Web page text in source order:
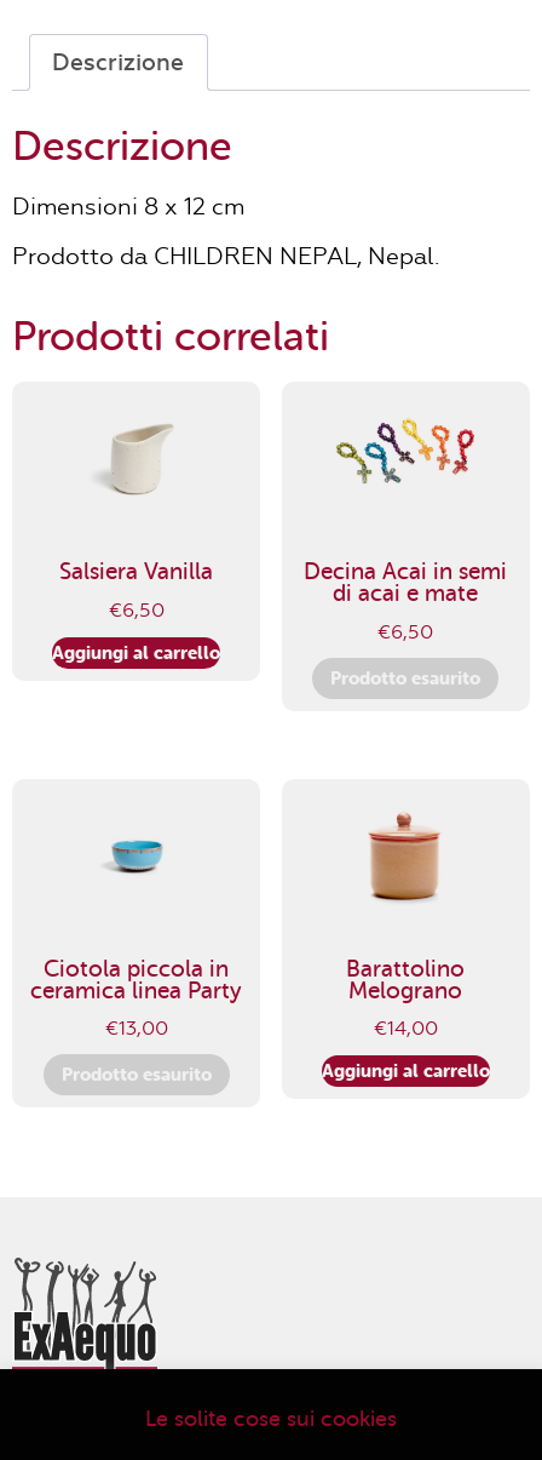
Descrizione
Descrizione
Dimensioni 8 x 12 cm
Prodotto da CHILDREN NEPAL, Nepal.
Prodotti correlati
Salsiera Vanilla
€6,50
Aggiungi al carrello
Decina Acai in semi
di acai e mate
€6,50
Prodotto esaurito
Ciotola piccola in
ceramica linea Party
€13,00
Prodotto esaurito
Barattolino
Melograno
€14,00
Aggiungi al carrello
ExAequo Bottega del Mondo Cooperativa Sociale
Le solite cose sui cookies